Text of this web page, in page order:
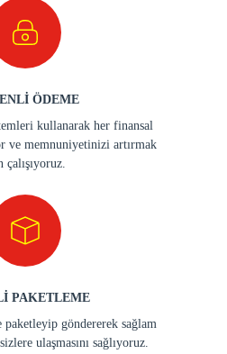
ÖDEME
kullanarak her finansal
ve memnuniyetinizi artırmak
çalışıyoruz.
PAKETLEME
göndererek sağlam
ulaşmasını sağlıyoruz.